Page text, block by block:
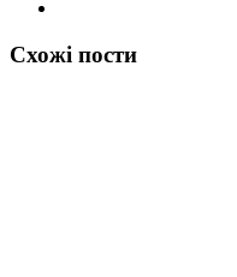
Схожі пости